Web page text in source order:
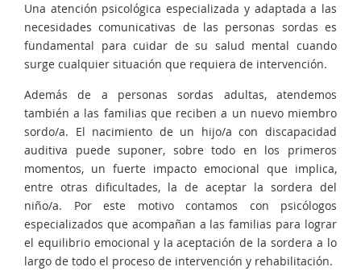
Una atención psicológica especializada y adaptada a las
necesidades comunicativas de las personas sordas es
fundamental para cuidar de su salud mental cuando
surge cualquier situación que requiera de intervención.
Además de a personas sordas adultas, atendemos
también a las familias que reciben a un nuevo miembro
sordo/a. El nacimiento de un hijo/a con discapacidad
auditiva puede suponer, sobre todo en los primeros
momentos, un fuerte impacto emocional que implica,
entre otras dificultades, la de aceptar la sordera del
niño/a. Por este motivo contamos con psicólogos
especializados que acompañan a las familias para lograr
el equilibrio emocional y la aceptación de la sordera a lo
largo de todo el proceso de intervención y rehabilitación.